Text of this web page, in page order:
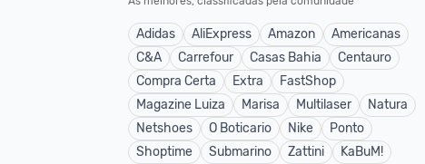
Adidas AliExpress Amazon
Americanas
C&A
Carrefour Casas Bahia
Centauro
Compra Certa
Extra
FastShop
Magazine Luiza
Marisa Multilaser
Natura
Netshoes
O Boticario Nike
Ponto
Shoptime
Submarino Zattini
KaBuM!